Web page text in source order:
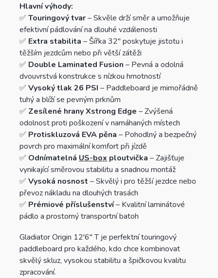
Hlavní výhody:
✅ Touringový tvar– Skvěle drží směr a umožňuje
efektivní pádlování na dlouhé vzdálenosti
✅ Extra stabilita – Šířka 32" poskytuje jistotu i
těžším jezdcům nebo při větší zátěži
✅ Double Laminated Fusion – Pevná a odolná
dvouvrstvá konstrukce s nízkou hmotností
✅ Vysoký tlak 26 PSI – Paddleboard je mimořádně
tuhý a blíží se pevným prknům
✅ Zesílené hrany Xstrong Edge – Zvýšená
odolnost proti poškození v namáhaných místech
✅ Protiskluzová EVA pěna – Pohodlný a bezpečný
povrch pro maximální komfort při jízdě
✅ Odnímatelná US-box ploutvička – Zajišťuje
vynikající směrovou stabilitu a snadnou montáž
✅ Vysoká nosnost – Skvělý i pro těžší jezdce nebo
převoz nákladu na dlouhých trasách
✅ Prémiové příslušenství– Kvalitní laminátové
pádlo a prostorný transportní batoh
Gladiator Origin 12'6'' T je perfektní touringový
paddleboard pro každého, kdo chce kombinovat
skvělý skluz, vysokou stabilitu a špičkovou kvalitu
zpracování.